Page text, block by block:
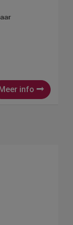
Meer info